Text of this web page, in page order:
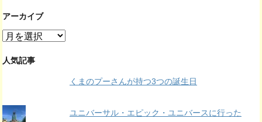
アーカイブ
ア
カ
人気記事
くまのプーさんが持つ3つの誕生日
ユニバーサル・エピック・ユニバースに行った